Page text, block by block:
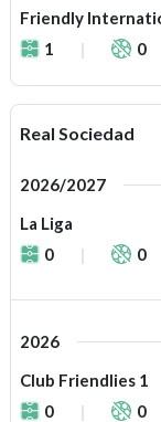
Friendly
1
0
Real Sociedad
2026/2027
La Liga
0
0
2026
Club Friendlies 1
0
0